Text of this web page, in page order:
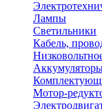
Лампы
Светильники
Кабель,
Мотор-